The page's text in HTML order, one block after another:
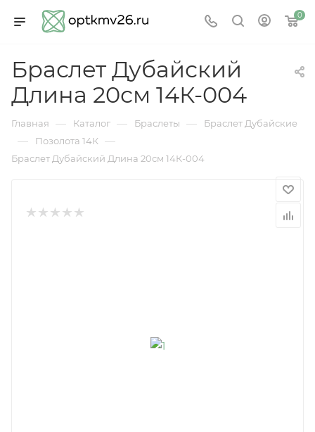
0
Браслет Дубайский
Длина 20см 14К-004
Главная — Каталог — Браслеты — Браслет Дубайские
— Позолота 14К —
Браслет Дубайский Длина 20см 14К-004